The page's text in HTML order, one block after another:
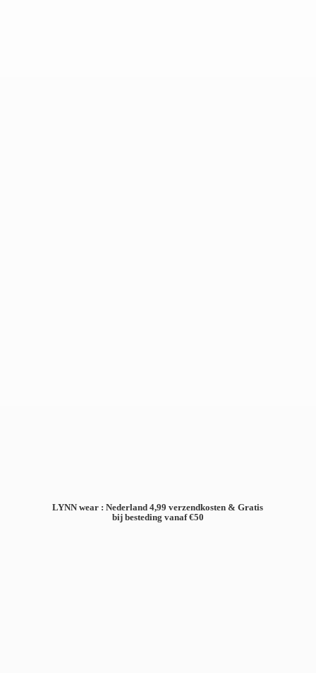
LYNN wear : Nederland 4,99 verzendkosten & Gratis
bij besteding vanaf €50